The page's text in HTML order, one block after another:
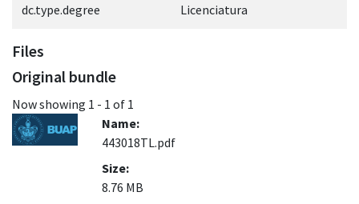
dc.type.degree Licenciatura
Files
Original bundle
Now showing 1 - 1 of 1
Name:
443018TL.pdf
Size:
8.76 MB